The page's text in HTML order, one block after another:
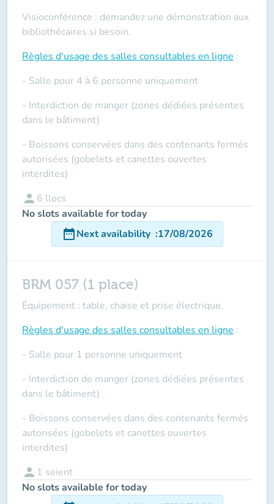
Visioconférence : demandez une démonstration aux
bibliothécaires si besoin.
Règles d'usage des salles consultables en ligne :
- Salle pour 4 à 6 personne uniquement
- Interdiction de manger (zones dédiées présentes
dans le bâtiment)
- Boissons conservées dans des contenants fermés
autorisées (gobelets et canettes ouvertes
interdites)
person 6 llocs
No slots available for today
date_rangeNext availability :17/08/2026
BRM 057 (1 place)
Équipement : table, chaise et prise électrique.
Règles d'usage des salles consultables en ligne :
- Salle pour 1 personne uniquement
- Interdiction de manger (zones dédiées présentes
dans le bâtiment)
- Boissons conservées dans des contenants fermés
autorisées (gobelets et canettes ouvertes
interdites)
person 1 seient
No slots available for today